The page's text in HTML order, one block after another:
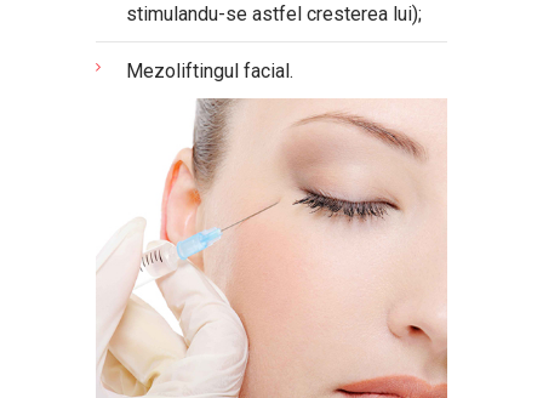
stimulandu-se astfel cresterea lui);
Mezoliftingul facial.